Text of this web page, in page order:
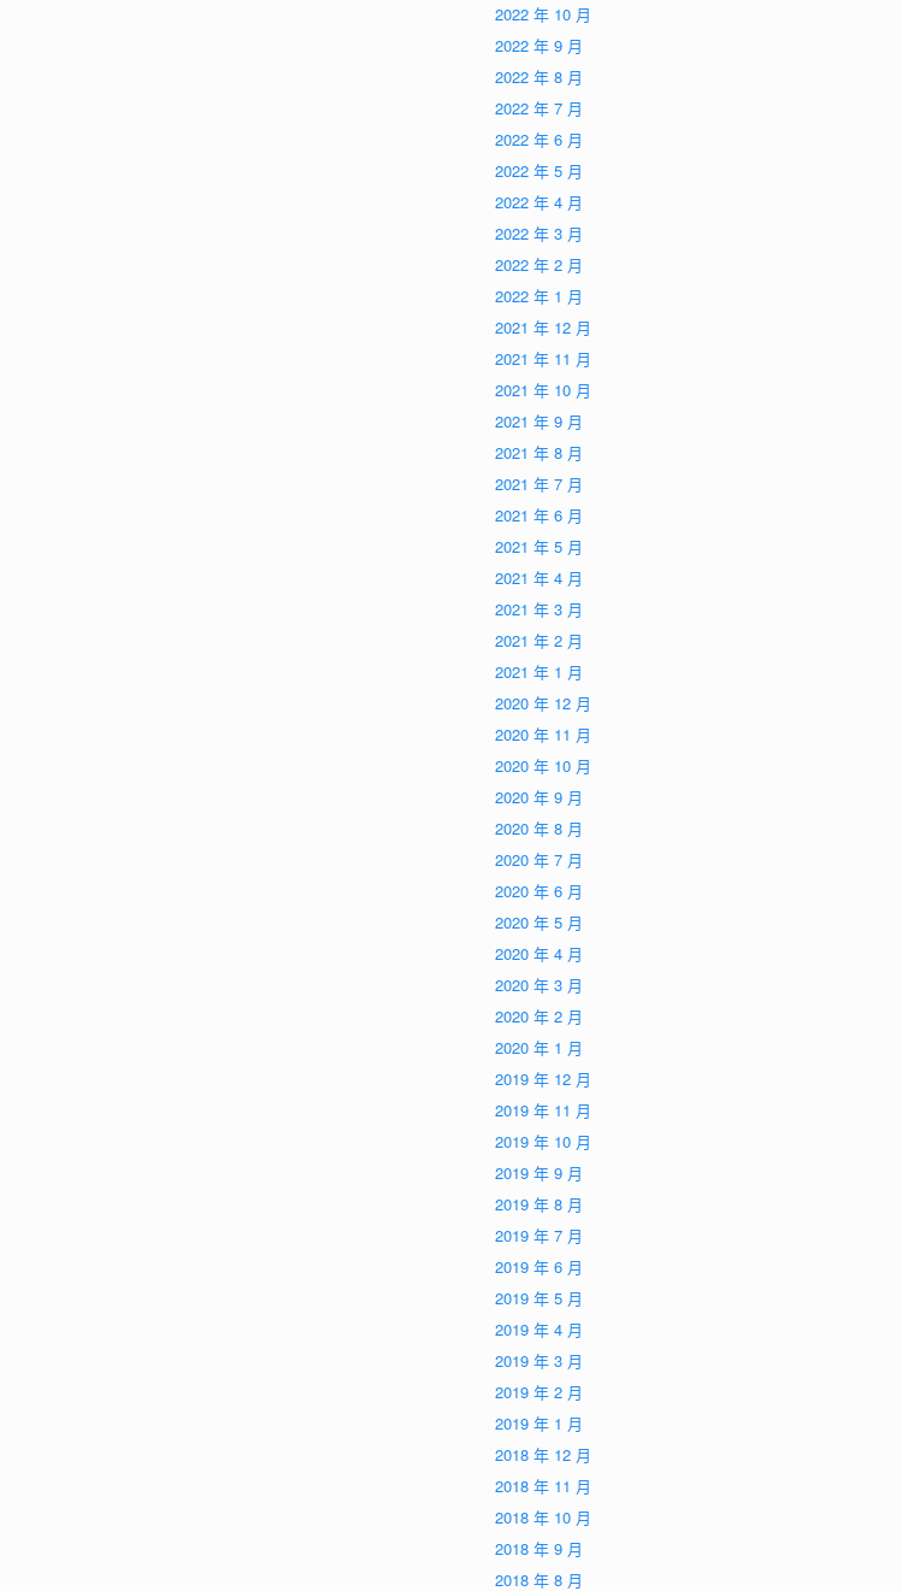
2022 年 10 月
2022 年 9 月
2022 年 8 月
2022 年 7 月
2022 年 6 月
2022 年 5 月
2022 年 4 月
2022 年 3 月
2022 年 2 月
2022 年 1 月
2021 年 12 月
2021 年 11 月
2021 年 10 月
2021 年 9 月
2021 年 8 月
2021 年 7 月
2021 年 6 月
2021 年 5 月
2021 年 4 月
2021 年 3 月
2021 年 2 月
2021 年 1 月
2020 年 12 月
2020 年 11 月
2020 年 10 月
2020 年 9 月
2020 年 8 月
2020 年 7 月
2020 年 6 月
2020 年 5 月
2020 年 4 月
2020 年 3 月
2020 年 2 月
2020 年 1 月
2019 年 12 月
2019 年 11 月
2019 年 10 月
2019 年 9 月
2019 年 8 月
2019 年 7 月
2019 年 6 月
2019 年 5 月
2019 年 4 月
2019 年 3 月
2019 年 2 月
2019 年 1 月
2018 年 12 月
2018 年 11 月
2018 年 10 月
2018 年 9 月
2018 年 8 月